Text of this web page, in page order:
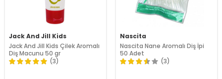
Jack And Jill Kids
Jack And Jill Kids Çilek Aromalı
Diş Macunu 50 gr
(3)
Nascita
Nascita Nane Aromalı Diş İpi
50 Adet
(3)